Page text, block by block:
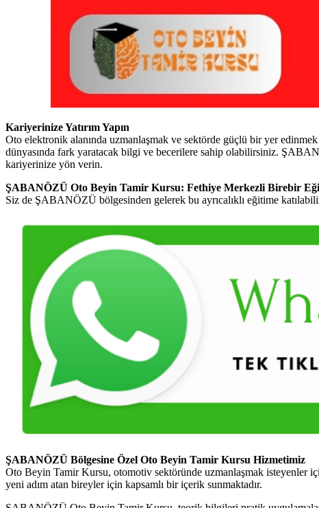
Kariyerinize Yatırım Yapın
Oto elektronik alanında uzmanlaşmak ve sektörde güçlü bir yer
dünyasında fark yaratacak bilgi ve becerilere sahip olabilirsiniz.
kariyerinize yön verin.
ŞABANÖZÜ Oto Beyin Tamir Kursu: Fethiye Merkezli Birebir
Siz de ŞABANÖZÜ bölgesinden gelerek bu ayrıcalıklı eğitime
ŞABANÖZÜ Bölgesine Özel Oto Beyin Tamir Kursu Hizmetimiz
Oto Beyin Tamir Kursu, otomotiv sektöründe uzmanlaşmak isteyenler
yeni adım atan bireyler için kapsamlı bir içerik sunmaktadır.